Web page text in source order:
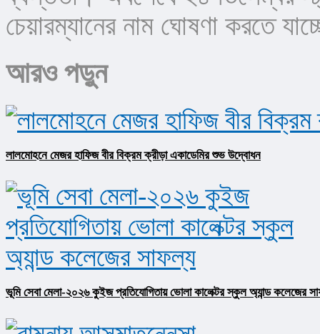
চেয়ারম্যানের নাম ঘোষণা করতে
আরও পড়ুন
লালমোহনে মেজর হাফিজ বীর বিক্রম ক্রীড়া একাডেমির শুভ উদ্বোধন
ভূমি সেবা মেলা-২০২৬ কুইজ প্রতিযোগিতায় ভোলা কালেক্টর স্কুল অ্যান্ড কলেজের